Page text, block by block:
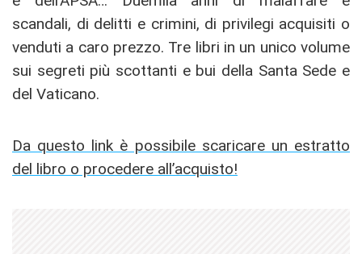
scandali, di delitti e crimini, di privilegi acquisiti o
venduti a caro prezzo. Tre libri in un unico volume
sui segreti più scottanti e bui della Santa Sede e
del Vaticano.
Da questo link è possibile scaricare un estratto
del libro o procedere all’acquisto!